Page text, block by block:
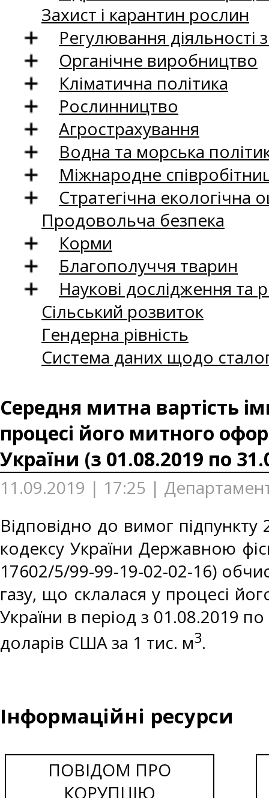
Захист і карантин рослин
Регулювання
Органічне виробництво
Кліматична політика
Рослинництво
Агрострахування
Водна та морська
Міжнародне
Стратегічна екологічна
Продовольча безпека
Корми
Благополуччя тварин
Наукові дослідження та
Сільський розвиток
Гендерна рівність
Система даних щодо
Середня митна вартість
процесі його митного
України (з 01.08.2019 по
11.09.2019 | 17:25 |
Відповідно до вимог підпункту
кодексу України Державною
17602/5/99-99-19-02-02-16)
газу, що склалася у процесі
України в період з 01.08.2019
доларів США за 1 тис. м3.
Інформаційні ресурси
ПОВІДОМ ПРО
КОРУПЦІЮ